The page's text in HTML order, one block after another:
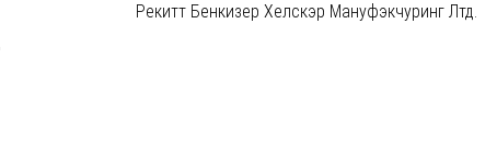
Рекитт Бенкизер Хелскэр Мануфэкчуринг Лтд.